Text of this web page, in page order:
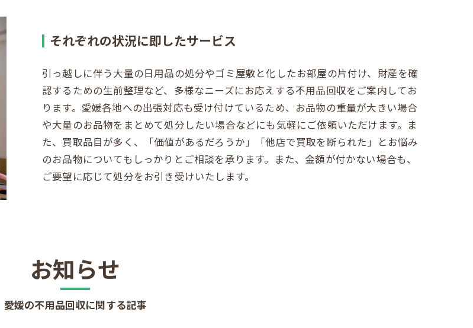
それぞれの状況に即したサービス
引っ越しに伴う大量の日用品の処分やゴミ屋敷と化したお部屋の片付け、財産を確
認するための生前整理など、多様なニーズにお応えする不用品回収をご案内してお
ります。愛媛各地への出張対応も受け付けているため、お品物の重量が大きい場合
や大量のお品物をまとめて処分したい場合などにも気軽にご依頼いただけます。ま
た、買取品目が多く、「価値があるだろうか」「他店で買取を断られた」とお悩み
のお品物についてもしっかりとご相談を承ります。また、金額が付かない場合も、
ご要望に応じて処分をお引き受けいたします。
お知らせ
愛媛の不用品回収に関する記事